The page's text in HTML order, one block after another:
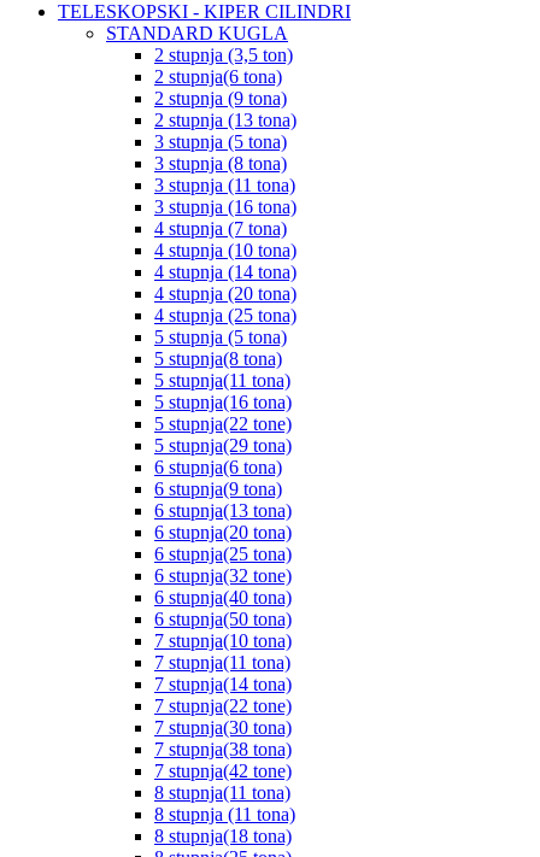
TELESKOPSKI - KIPER CILINDRI
STANDARD KUGLA
2 stupnja (3,5 ton)
2 stupnja(6 tona)
2 stupnja (9 tona)
2 stupnja (13 tona)
3 stupnja (5 tona)
3 stupnja (8 tona)
3 stupnja (11 tona)
3 stupnja (16 tona)
4 stupnja (7 tona)
4 stupnja (10 tona)
4 stupnja (14 tona)
4 stupnja (20 tona)
4 stupnja (25 tona)
5 stupnja (5 tona)
5 stupnja(8 tona)
5 stupnja(11 tona)
5 stupnja(16 tona)
5 stupnja(22 tone)
5 stupnja(29 tona)
6 stupnja(6 tona)
6 stupnja(9 tona)
6 stupnja(13 tona)
6 stupnja(20 tona)
6 stupnja(25 tona)
6 stupnja(32 tone)
6 stupnja(40 tona)
6 stupnja(50 tona)
7 stupnja(10 tona)
7 stupnja(11 tona)
7 stupnja(14 tona)
7 stupnja(22 tone)
7 stupnja(30 tona)
7 stupnja(38 tona)
7 stupnja(42 tone)
8 stupnja(11 tona)
8 stupnja (11 tona)
8 stupnja(18 tona)